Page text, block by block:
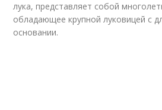
лука, представляет собой
обладающее крупной луковицей с
основании.